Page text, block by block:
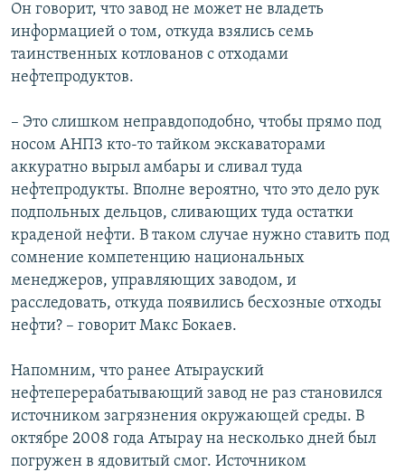
Он говорит, что завод не может не владеть
информацией о том, откуда взялись семь
таинственных котлованов с отходами
нефтепродуктов.
– Это слишком неправдоподобно, чтобы прямо под
носом АНПЗ кто-то тайком экскаваторами
аккуратно вырыл амбары и сливал туда
нефтепродукты. Вполне вероятно, что это дело рук
подпольных дельцов, сливающих туда остатки
краденой нефти. В таком случае нужно ставить под
сомнение компетенцию национальных
менеджеров, управляющих заводом, и
расследовать, откуда появились бесхозные отходы
нефти? – говорит Макс Бокаев.
Напомним, что ранее Атырауский
нефтеперерабатывающий завод не раз становился
источником загрязнения окружающей среды. В
октябре 2008 года Атырау на несколько дней был
погружен в ядовитый смог. Источником